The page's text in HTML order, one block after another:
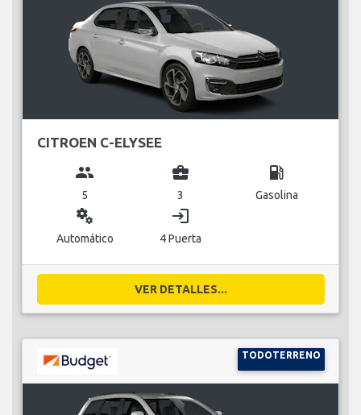
CITROEN C-ELYSEE
group
5
business_center
3
local_gas_station
Gasolina
miscellaneous_services
Automático
login
4 Puerta
VER DETALLES...
TODOTERRENO